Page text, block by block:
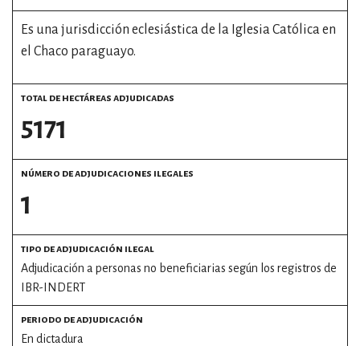
Es una jurisdicción eclesiástica de la Iglesia Católica en
el Chaco paraguayo.
total de hectáreas adjudicadas
5171
número de adjudicaciones ilegales
1
tipo de adjudicación ilegal
Adjudicación a personas no beneficiarias según los registros de
IBR-INDERT
periodo de adjudicación
En dictadura